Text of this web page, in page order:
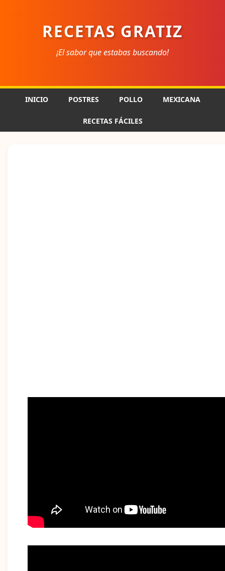
RECETAS GRATIZ
¡El sabor que estabas buscando!
INICIO POSTRES POLLO MEXICANA
RECETAS FÁCILES